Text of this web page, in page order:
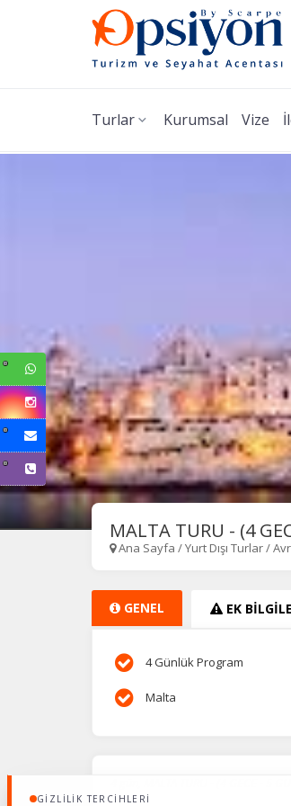
Turlar Kurumsal Vize
GIZLILIK TERCIHLERI
MALTA TURU - (4
Ana Sayfa /Yurt Dışı Turlar/
GENEL EK
4 Günlük Program
Malta